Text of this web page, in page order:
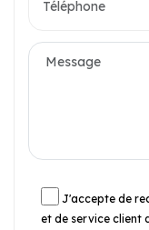
J'accepte de
et de service client